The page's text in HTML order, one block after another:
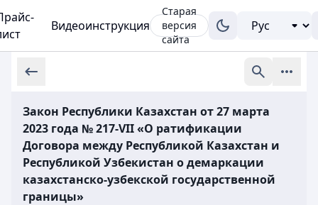
Видеоинструкция
Старая
версия
сайта
Закон Республики Казахстан от 27 марта
2023 года № 217-VII «О ратификации
Договора между Республикой Казахстан и
Республикой Узбекистан о демаркации
казахстанско-узбекской государственной
границы»